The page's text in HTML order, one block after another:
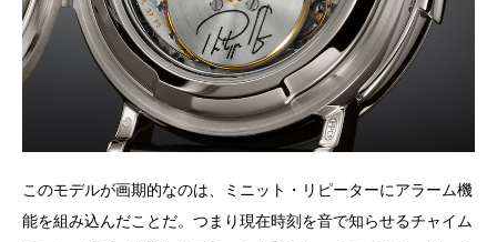
このモデルが画期的なのは、ミニット・リピーターにアラーム機
能を組み込んだことだ。つまり現在時刻を音で知らせるチャイム